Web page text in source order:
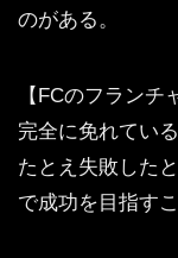
のがある。
【FCのフランチ
完全に免れている
たとえ失敗した
で成功を目指す